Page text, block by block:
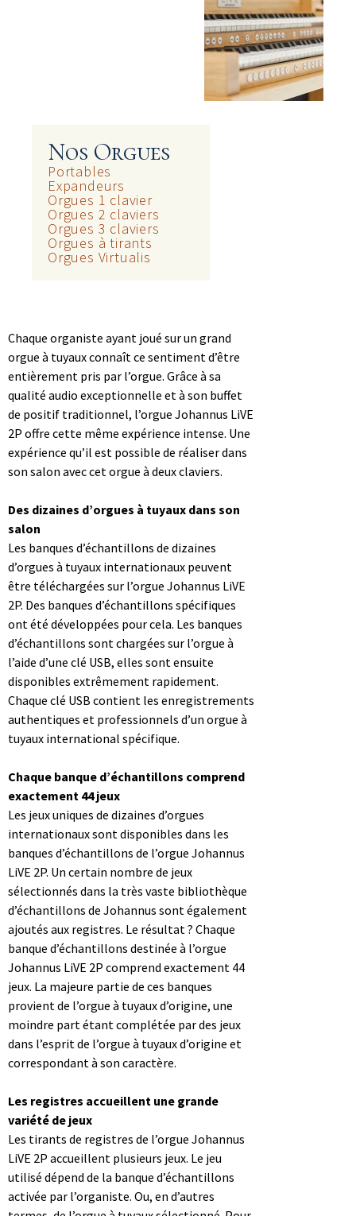
Nos Orgues
Portables
Expandeurs
Orgues 1 clavier
Orgues 2 claviers
Orgues 3 claviers
Orgues à tirants
Orgues Virtualis
Chaque organiste ayant joué sur un grand
orgue à tuyaux connaît ce sentiment d’être
entièrement pris par l’orgue. Grâce à sa
qualité audio exceptionnelle et à son buffet
de positif traditionnel, l’orgue Johannus LiVE
2P offre cette même expérience intense. Une
expérience qu’il est possible de réaliser dans
son salon avec cet orgue à deux claviers.
Des dizaines d’orgues à tuyaux dans son
salon
Les banques d’échantillons de dizaines
d’orgues à tuyaux internationaux peuvent
être téléchargées sur l’orgue Johannus LiVE
2P. Des banques d’échantillons spécifiques
ont été développées pour cela. Les banques
d’échantillons sont chargées sur l’orgue à
l’aide d’une clé USB, elles sont ensuite
disponibles extrêmement rapidement.
Chaque clé USB contient les enregistrements
authentiques et professionnels d’un orgue à
tuyaux international spécifique.
Chaque banque d’échantillons comprend
exactement 44 jeux
Les jeux uniques de dizaines d’orgues
internationaux sont disponibles dans les
banques d’échantillons de l’orgue Johannus
LiVE 2P. Un certain nombre de jeux
sélectionnés dans la très vaste bibliothèque
d’échantillons de Johannus sont également
ajoutés aux registres. Le résultat ? Chaque
banque d’échantillons destinée à l’orgue
Johannus LiVE 2P comprend exactement 44
jeux. La majeure partie de ces banques
provient de l’orgue à tuyaux d’origine, une
moindre part étant complétée par des jeux
dans l’esprit de l’orgue à tuyaux d’origine et
correspondant à son caractère.
Les registres accueillent une grande
variété de jeux
Les tirants de registres de l’orgue Johannus
LiVE 2P accueillent plusieurs jeux. Le jeu
utilisé dépend de la banque d’échantillons
activée par l’organiste. Ou, en d’autres